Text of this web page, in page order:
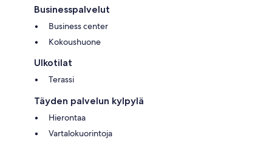
Businesspalvelut
Business center
Kokoushuone
Ulkotilat
Terassi
Täyden palvelun kylpylä
Hierontaa
Vartalokuorintoja